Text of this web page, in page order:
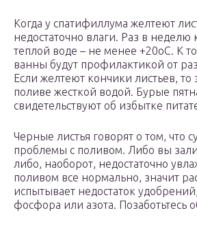
Когда у спатифиллума желтеют
недостаточно влаги. Раз в неделю
теплой воде – не менее +20оС. К
ванны будут профилактикой от
Если желтеют кончики листьев, то
поливе жесткой водой. Бурые
свидетельствуют об избытке
Черные листья говорят о том, что
проблемы с поливом. Либо вы
либо, наоборот, недостаточно
поливом все нормально, значит
испытывает недостаток
фосфора или азота. Позаботьтесь